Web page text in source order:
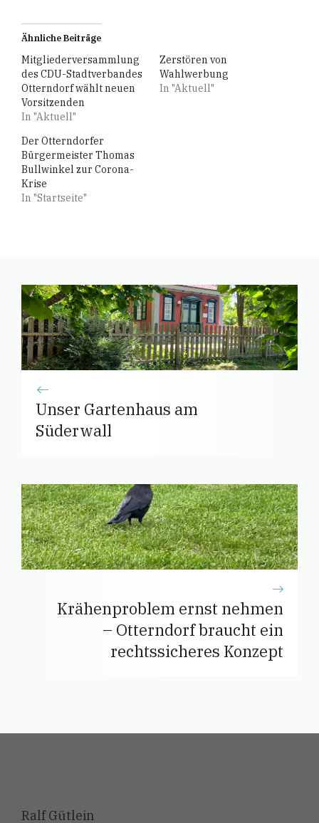
Ähnliche Beiträge
Mitgliederversammlung
des CDU-Stadtverbandes
Otterndorf wählt neuen
Vorsitzenden
In "Aktuell"
Zerstören von
Wahlwerbung
In "Aktuell"
Der Otterndorfer
Bürgermeister Thomas
Bullwinkel zur Corona-
Krise
In "Startseite"
Unser Gartenhaus am
Süderwall
Krähenproblem ernst nehmen
– Otterndorf braucht ein
rechtssicheres Konzept
Ralf Gütlein